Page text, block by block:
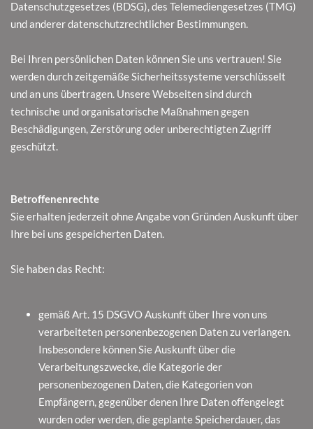
Datenschutzgesetzes (BDSG), des Telemediengesetzes (TMG)
und anderer datenschutzrechtlicher Bestimmungen.
Bei Ihren persönlichen Daten können Sie uns vertrauen! Sie
werden durch zeitgemäße Sicherheitssysteme verschlüsselt
und an uns übertragen. Unsere Webseiten sind durch
technische und organisatorische Maßnahmen gegen
Beschädigungen, Zerstörung oder unberechtigten Zugriff
geschützt.
Betroffenenrechte
Sie erhalten jederzeit ohne Angabe von Gründen Auskunft über
Ihre bei uns gespeicherten Daten.
Sie haben das Recht:
gemäß Art. 15 DSGVO Auskunft über Ihre von uns
verarbeiteten personenbezogenen Daten zu verlangen.
Insbesondere können Sie Auskunft über die
Verarbeitungszwecke, die Kategorie der
personenbezogenen Daten, die Kategorien von
Empfängern, gegenüber denen Ihre Daten offengelegt
wurden oder werden, die geplante Speicherdauer, das